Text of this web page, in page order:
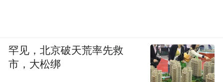
罕见，北京破天荒率先救
市，大松绑